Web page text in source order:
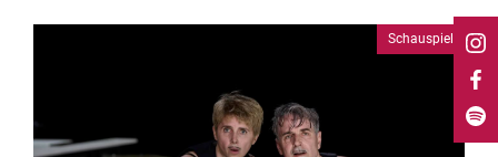
Schauspiel